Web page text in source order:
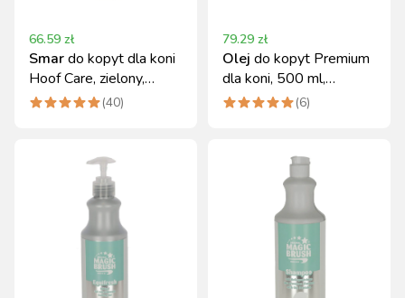
66.59 zł
Smardo kopyt dla koni
Hoof Care, zielony,
1000 ml
(40)
79.29 zł
Olej do kopyt Premium
dla koni, 500 ml,
MagicBrush(6)